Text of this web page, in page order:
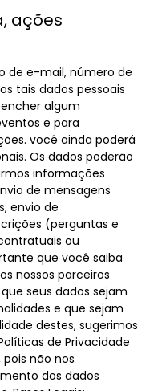
ações
de e-mail, número de
tais dados pessoais
algum
e para
você ainda poderá
Os dados poderão
informações
de mensagens
envio de
(perguntas e
ou
que você saiba
nossos parceiros
seus dados sejam
e que sejam
destes, sugerimos
de Privacidade
não nos
dos dados